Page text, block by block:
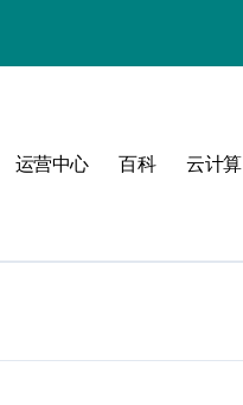
运营中心 百科 云计算